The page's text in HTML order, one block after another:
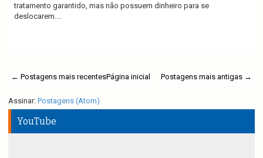
tratamento garantido, mas não possuem dinheiro para se
deslocarem....
← Postagens mais recentes Postagens mais antigas →
Página inicial
Assinar: Postagens (Atom)
YouTube